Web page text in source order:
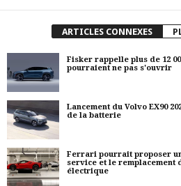
ARTICLES CONNEXES
Fisker rappelle plus de 12
pourraient ne pas s'ouvrir
Lancement du Volvo EX90
de la batterie
Ferrari pourrait proposer un
service et le remplacement
électrique